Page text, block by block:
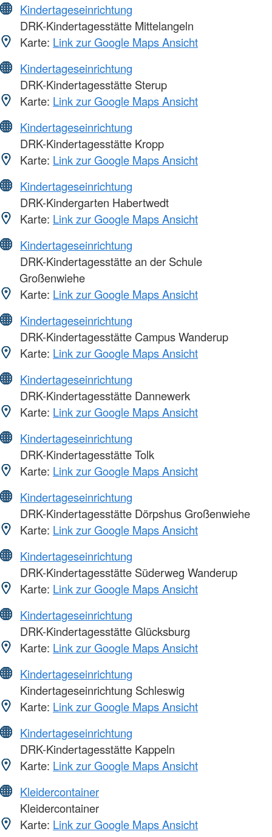
Kindertageseinrichtung
DRK-Kindertagesstätte Mittelangeln
Karte: Link zur Google Maps Ansicht
Kindertageseinrichtung
DRK-Kindertagesstätte Sterup
Karte: Link zur Google Maps Ansicht
Kindertageseinrichtung
DRK-Kindertagesstätte Kropp
Karte: Link zur Google Maps Ansicht
Kindertageseinrichtung
DRK-Kindergarten Habertwedt
Karte: Link zur Google Maps Ansicht
Kindertageseinrichtung
DRK-Kindertagesstätte an der Schule
Großenwiehe
Karte: Link zur Google Maps Ansicht
Kindertageseinrichtung
DRK-Kindertagesstätte Campus Wanderup
Karte: Link zur Google Maps Ansicht
Kindertageseinrichtung
DRK-Kindertagesstätte Dannewerk
Karte: Link zur Google Maps Ansicht
Kindertageseinrichtung
DRK-Kindertagesstätte Tolk
Karte: Link zur Google Maps Ansicht
Kindertageseinrichtung
DRK-Kindertagesstätte Dörpshus Großenwiehe
Karte: Link zur Google Maps Ansicht
Kindertageseinrichtung
DRK-Kindertagesstätte Süderweg Wanderup
Karte: Link zur Google Maps Ansicht
Kindertageseinrichtung
DRK-Kindertagesstätte Glücksburg
Karte: Link zur Google Maps Ansicht
Kindertageseinrichtung
Kindertageseinrichtung Schleswig
Karte: Link zur Google Maps Ansicht
Kindertageseinrichtung
DRK-Kindertagesstätte Kappeln
Karte: Link zur Google Maps Ansicht
Kleidercontainer
Kleidercontainer
Karte: Link zur Google Maps Ansicht